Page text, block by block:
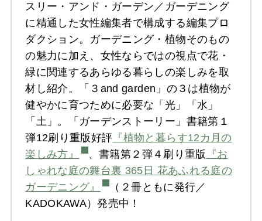
スリー・アンド・ガーデン／ガーデニング
に精通した女性編集者で構成する編集プロ
ダクション。ガーデニング・植物そのもの
の魅力に加え、女性ならではの視点で花・
緑に関連するあらゆる暮らしの楽しみを取
材し紹介。「３and garden」の３は植物が
健やかに育つために必要な「光」「水」
「土」。「ガーデンストーリー」書籍第１
弾12刷り重版好評 『植物と暮らす12カ月の
楽しみ方』
、書籍第２弾４刷り重版
『お
しゃれな庭の舞台裏 365日 花あふれる庭の
ガーデニング』
（２冊ともに発行／
KADOKAWA）発売中！